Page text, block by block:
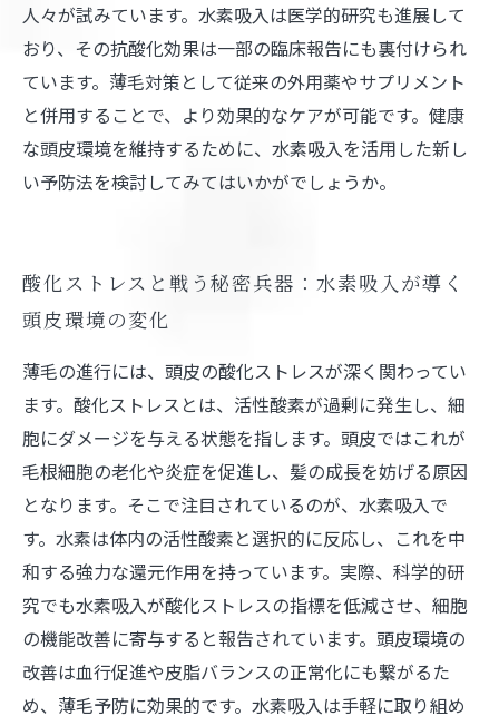
人々が試みています。水素吸入は医学的研究も進展して
おり、その抗酸化効果は一部の臨床報告にも裏付けられ
ています。薄毛対策として従来の外用薬やサプリメント
と併用することで、より効果的なケアが可能です。健康
な頭皮環境を維持するために、水素吸入を活用した新し
い予防法を検討してみてはいかがでしょうか。
酸化ストレスと戦う秘密兵器：水素吸入が導く
頭皮環境の変化
薄毛の進行には、頭皮の酸化ストレスが深く関わってい
ます。酸化ストレスとは、活性酸素が過剰に発生し、細
胞にダメージを与える状態を指します。頭皮ではこれが
毛根細胞の老化や炎症を促進し、髪の成長を妨げる原因
となります。そこで注目されているのが、水素吸入で
す。水素は体内の活性酸素と選択的に反応し、これを中
和する強力な還元作用を持っています。実際、科学的研
究でも水素吸入が酸化ストレスの指標を低減させ、細胞
の機能改善に寄与すると報告されています。頭皮環境の
改善は血行促進や皮脂バランスの正常化にも繋がるた
め、薄毛予防に効果的です。水素吸入は手軽に取り組め